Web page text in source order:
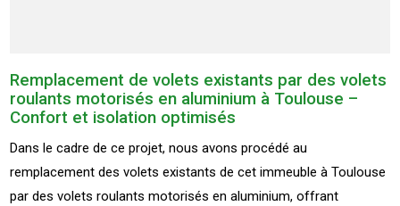
Remplacement de volets existants par des volets
roulants motorisés en aluminium à Toulouse –
Confort et isolation optimisés
Dans le cadre de ce projet, nous avons procédé au
remplacement des volets existants de cet immeuble à Toulouse
par des volets roulants motorisés en aluminium, offrant